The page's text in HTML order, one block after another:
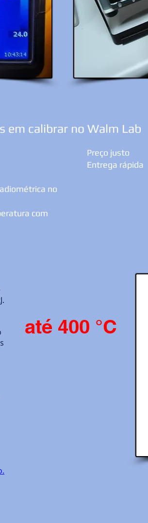
em calibrar no Walm Lab
no
com
Preço justo
Entrega rápida
até 400 °C